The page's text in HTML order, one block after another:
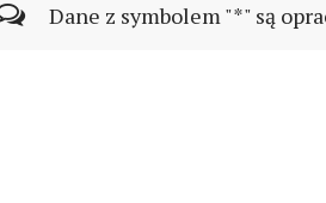
Dane z symbolem "*" są